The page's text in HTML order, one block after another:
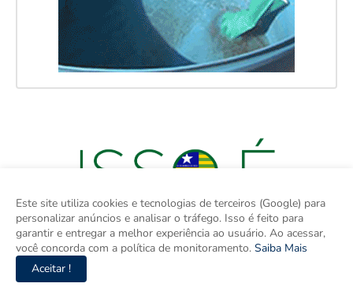
Este site utiliza cookies e tecnologias de terceiros (Google) para
personalizar anúncios e analisar o tráfego. Isso é feito para
garantir e entregar a melhor experiência ao usuário. Ao acessar,
você concorda com a política de monitoramento. Saiba Mais
Aceitar !